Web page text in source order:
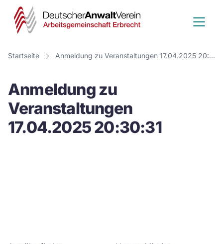
Deutscher
Anwalt
Verein
Startseite Anmeldung zu Veranstaltungen 17.04.2025 20:30:31
Anmeldung zu
Veranstaltungen
17.04.2025 20:30:31